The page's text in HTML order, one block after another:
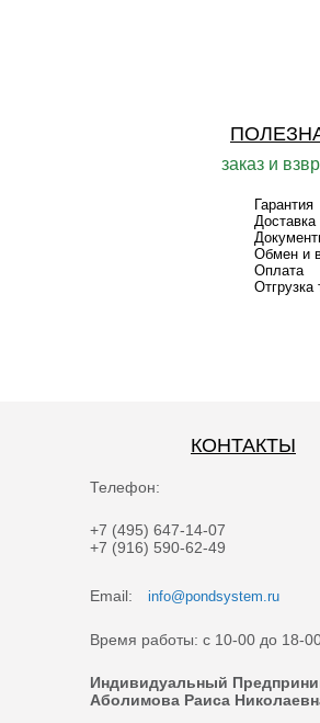
заказ и
Гарантия
Доставка
Обмен и
Оплата
Отгрузка
КОНТАКТЫ
Телефон:
+7 (495) 647-14-07
+7 (916) 590-62-49
Email: info@pondsystem.ru
Время работы: с 10-00 до 18-
Индивидуальный
Аболимова Раиса